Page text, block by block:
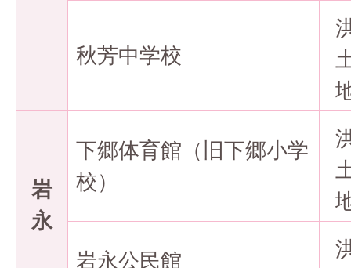
秋芳中学校
岩
永
下郷体育館（旧下郷小学
校）
岩永公民館